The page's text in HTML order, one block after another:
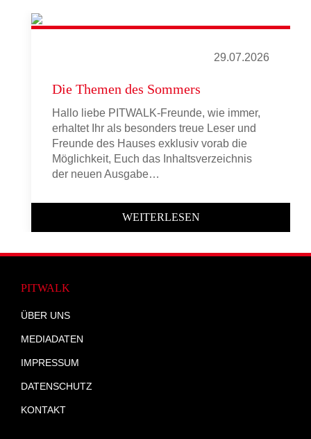
29.07.2026
Die Themen des Sommers
Hallo liebe PITWALK-Freunde, wie immer,
erhaltet Ihr als besonders treue Leser und
Freunde des Hauses exklusiv vorab die
Möglichkeit, Euch das Inhaltsverzeichnis
der neuen Ausgabe…
WEITERLESEN
PITWALK
ÜBER UNS
MEDIADATEN
IMPRESSUM
DATENSCHUTZ
KONTAKT